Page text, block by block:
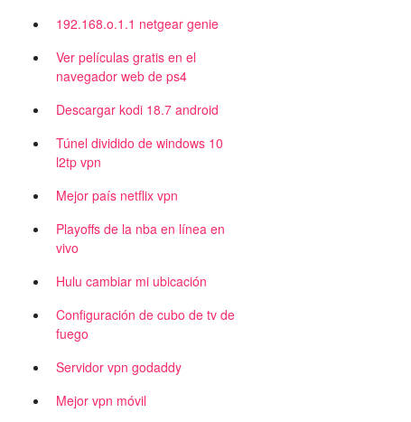
192.168.o.1.1 netgear genie
Ver películas gratis en el
navegador web de ps4
Descargar kodi 18.7 android
Túnel dividido de windows 10
l2tp vpn
Mejor país netflix vpn
Playoffs de la nba en línea en
vivo
Hulu cambiar mi ubicación
Configuración de cubo de tv de
fuego
Servidor vpn godaddy
Mejor vpn móvil